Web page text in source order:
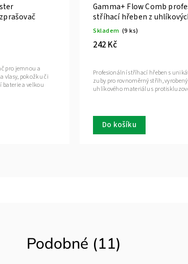
Gamma+ Backpack profesionální
batoh
Odolný a praktický batoh Gamma+ pro bezpečné
uložení a přepravu kompletního barber a
Podobné (11)